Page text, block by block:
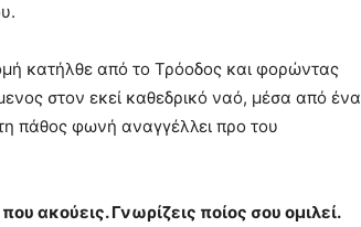
κατήλθε από το Τρόοδος και φορώντας
στον εκεί καθεδρικό ναό, μέσα από ένα
πάθος φωνή αναγγέλλει προ του
ακούεις. Γνωρίζεις ποίος σου ομιλεί.